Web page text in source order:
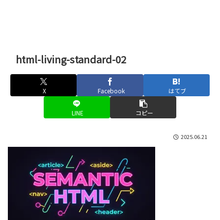
html-living-standard-02
X Facebook はてブ
LINE コピー
2025.06.21